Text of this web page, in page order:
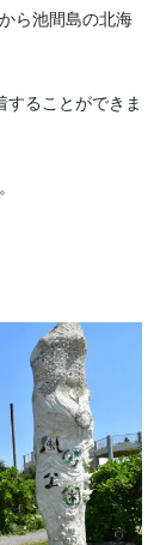
ら池間島の北海
ることができま